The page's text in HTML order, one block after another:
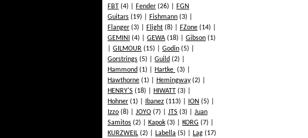
FBT (4) Fender (26)
FGN
Guitars (19) Fishmann (3)
Flanger (3) Flight (8) FZone (14)
GEMINI
(4) GEWA (18) Gibson (1)
GILMOUR (15) Godin (5)
Gorstrings (5) Guild (2)
Hammond (1) Hartke (3)
Hawthorne (1) Hemingway(2)
HENRY'S (18) HIWATT (3)
Hohner (1) Ibanez (113) ION (5)
Izzo (8) JOYO (7) JTS (3)
Juan
Samitos (2) Kapok (3) KORG (7)
KURZWEIL (2) Labella (5) Lag (17)